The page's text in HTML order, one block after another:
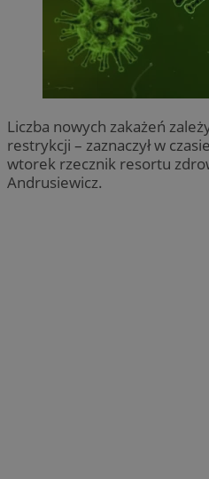
Liczba nowych zakażeń
restrykcji – zaznaczył w
wtorek rzecznik resortu
Andrusiewicz.